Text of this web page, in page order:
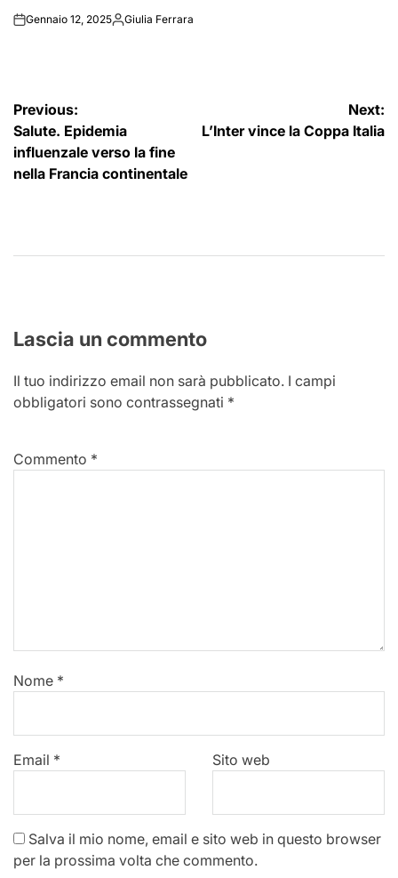
onGennaio 12, 2025Posted
Giulia Ferrara
Navigazione
articoli
Previous:
Salute. Epidemia
influenzale verso la fine
nella Francia continentale
Next:
L’Inter vince la Coppa Italia
Lascia un commento
Il tuo indirizzo email non sarà pubblicato. I campi
obbligatori sono contrassegnati *
Commento *
Nome *
Email * Sito web
Salva il mio nome, email e sito web in questo browser
per la prossima volta che commento.